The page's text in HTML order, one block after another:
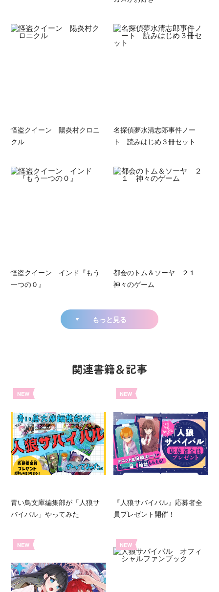
怪盗クイーン 陽炎村クロニ
クル
名探偵夢水清志郎事件ノー
ト 読みはじめ３冊セット
怪盗クイーン インド『もう
一つの０』
都会のトム＆ソーヤ ２１
神々のゲーム
もっと見る
関連書籍＆記事
NEW
青い鳥文庫編集部が「人狼サ
バイバル」やってみた
NEW
『人狼サバイバル』応募者全
員プレゼント開催！
NEW NEW